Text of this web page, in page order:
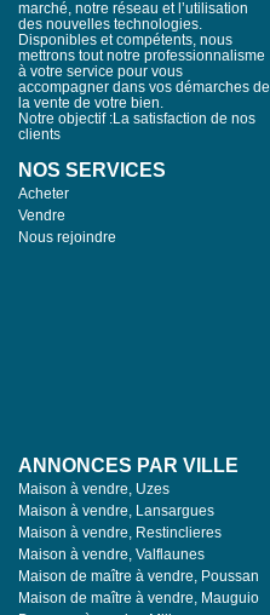
marché, notre réseau et l’utilisation
des nouvelles technologies.
Disponibles et compétents, nous
mettrons tout notre professionnalisme
à votre service pour vous
accompagner dans vos démarches de
la vente de votre bien.
Notre objectif :La satisfaction de nos
clients
NOS SERVICES
Acheter
Vendre
Nous rejoindre
ANNONCES PAR VILLE
Maison à vendre, Uzes
Maison à vendre, Lansargues
Maison à vendre, Restinclieres
Maison à vendre, Valflaunes
Maison de maître à vendre, Poussan
Maison de maître à vendre, Mauguio